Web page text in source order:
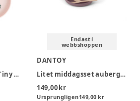
Foodie delad tallrik Tiny farm Powder
Endast i
webbshoppen
DANTOY
Litet middagsset aubergine i folie
149,00 kr
Ursprungligen149,00 kr